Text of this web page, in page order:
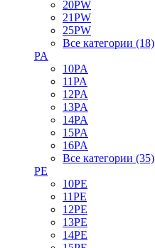
20PW
21PW
25PW
Все категории (18)
PA
10PA
11PA
12PA
13PA
14PA
15PA
16PA
Все категории (35)
PE
10PE
11PE
12PE
13PE
14PE